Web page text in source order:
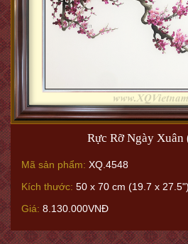
Rực Rỡ Ngày
Mã sản phẩm: XQ.4548
Kích thước: 50 x 70 cm (19.7 x 27.5")
Giá: 8.130.000VNĐ